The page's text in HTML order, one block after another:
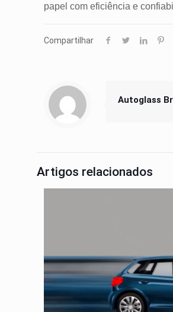
papel com eficiência e
Compartilhar
Autoglass
Artigos relacionados